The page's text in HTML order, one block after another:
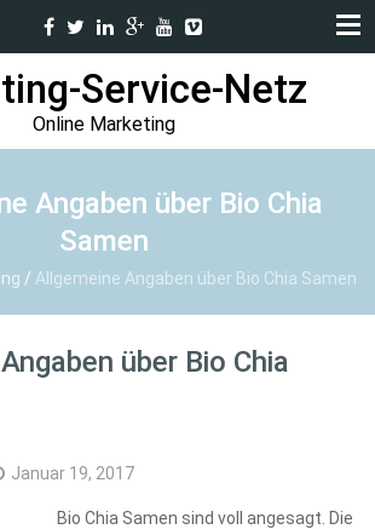
Service-Netz
Online Marketing
Angaben über Bio Chia
Samen
/ Allgemeine Angaben über Bio Chia Samen
über Bio Chia
Januar 19, 2017
Bio Chia Samen sind voll angesagt. Die